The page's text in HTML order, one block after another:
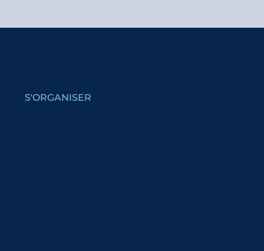
MV Web
S'ORGANISER